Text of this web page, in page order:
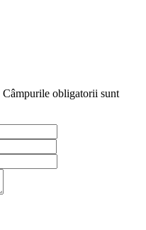
Câmpurile obligatorii sunt